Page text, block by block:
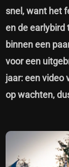
snel, want het
en de earlybird
binnen een
voor een
jaar: een video
op wachten,